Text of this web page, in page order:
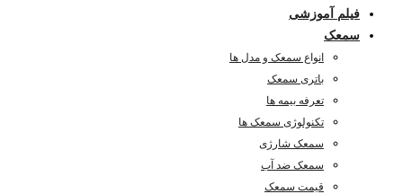
فیلم آموزشی
سمعک
انواع سمعک و مدل ها
باتری سمعک
تعرفه بیمه ها
تکنولوژی سمعک ها
سمعک شارژی
سمعک ضد آب
قیمت سمعک